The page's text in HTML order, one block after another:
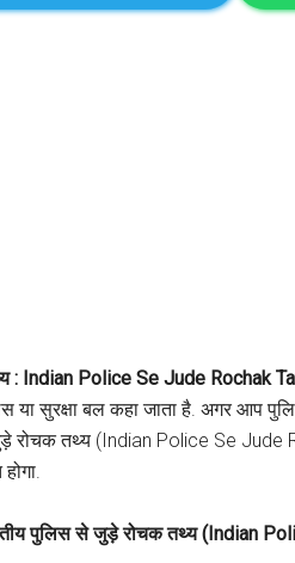
: Indian Police Se Jude Rochak
या सुरक्षा बल कहा जाता है. अगर आप
रोचक तथ्य (Indian Police Se Jude
पुलिससे जुड़े रोचक तथ्य (Indian